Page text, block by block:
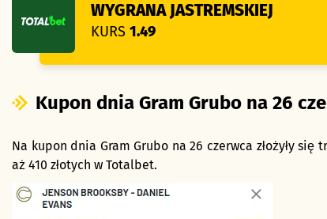
WYGRANA JASTREMSKIEJ
KURS 1.49
Kupon dnia Gram Grubo na 26
Na kupon dnia Gram Grubo na 26 czerwca złożyły się
aż 410 złotych w Totalbet.